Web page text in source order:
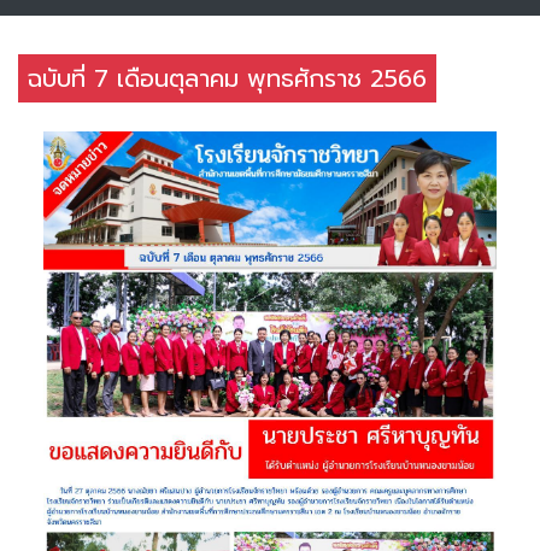
ฉบับที่ 7 เดือนตุลาคม พุทธศักราช 2566